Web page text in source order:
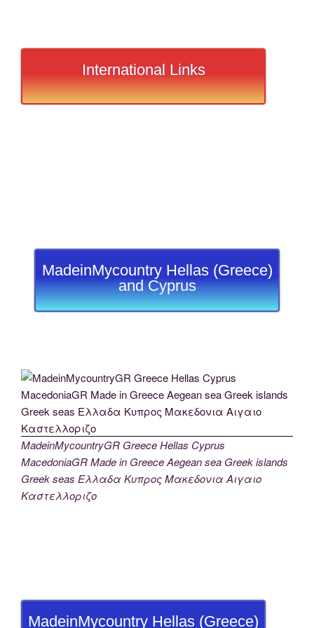
International Links
MadeinMycountry Hellas (Greece)
and Cyprus
MadeinMycountryGR Greece Hellas Cyprus
MacedoniaGR Made in Greece Aegean sea Greek islands
Greek seas Ελλαδα Κυπρος Μακεδονια Αιγαιο
Καστελλοριζο
MadeinMycountry Hellas (Greece)